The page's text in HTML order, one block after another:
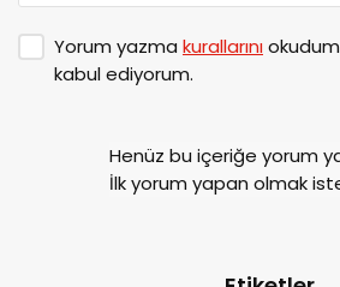
Yorum yazma kurallarını
kabul ediyorum.
Henüz bu içeriğe yorum
İlk yorum yapan olmak